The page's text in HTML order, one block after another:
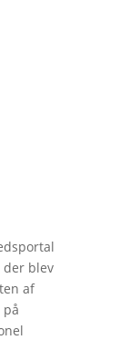
blev
af
på